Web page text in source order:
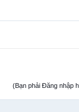
(Bạn phải Đăng nhập